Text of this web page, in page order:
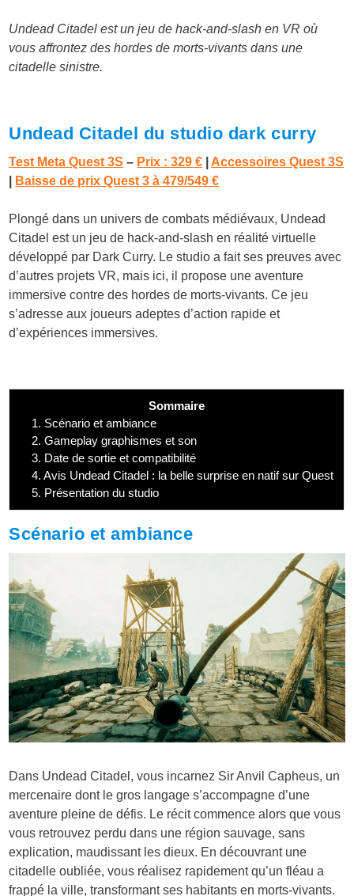
Undead Citadel est un jeu de hack-and-slash en VR où
vous affrontez des hordes de morts-vivants dans une
citadelle sinistre.
Undead Citadel du studio dark curry
Test Meta Quest 3S – Prix : 329 €
Accessoires Quest 3S
Baisse de prix Quest 3 à 479/549 €
Plongé dans un univers de combats médiévaux, Undead
Citadel est un jeu de hack-and-slash en réalité virtuelle
développé par Dark Curry. Le studio a fait ses preuves avec
d’autres projets VR, mais ici, il propose une aventure
immersive contre des hordes de morts-vivants. Ce jeu
s’adresse aux joueurs adeptes d’action rapide et
d’expériences immersives.
Sommaire
1. Scénario et ambiance
2. Gameplay graphismes et son
3. Date de sortie et compatibilité
4. Avis Undead Citadel : la belle surprise en natif sur Quest
5. Présentation du studio
Scénario et ambiance
Dans Undead Citadel, vous incarnez Sir Anvil Capheus, un
mercenaire dont le gros langage s’accompagne d’une
aventure pleine de défis. Le récit commence alors que vous
vous retrouvez perdu dans une région sauvage, sans
explication, maudissant les dieux. En découvrant une
citadelle oubliée, vous réalisez rapidement qu’un fléau a
frappé la ville, transformant ses habitants en morts-vivants.